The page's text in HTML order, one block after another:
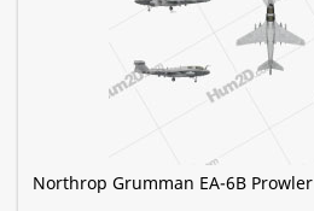
Northrop Grumman EA-6B Prowler